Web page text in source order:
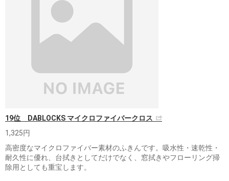
19位 DABLOCKS マイクロファイバークロス
1,325円
高密度なマイクロファイバー素材のふきんです。吸水性・速乾性・
耐久性に優れ、台拭きとしてだけでなく、窓拭きやフローリング掃
除用としても重宝します。